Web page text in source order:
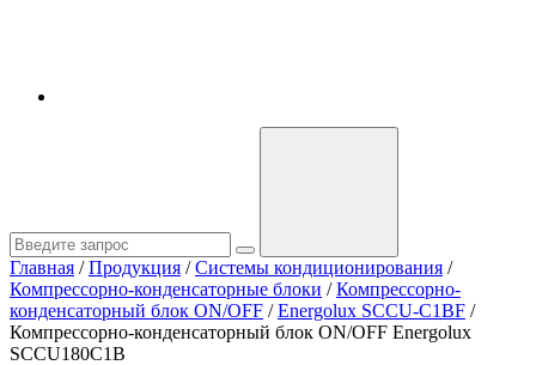
Главная / Продукция / Системы кондиционирования /
Компрессорно-конденсаторные блоки / Компрессорно-
конденсаторный блок ON/OFF / Energolux SCCU-C1BF /
Компрессорно-конденсаторный блок ON/OFF Energolux
SCCU180C1B